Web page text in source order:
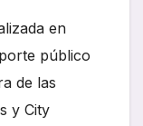
en
público
de las
y City